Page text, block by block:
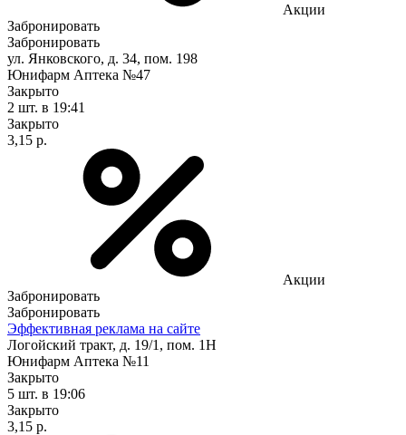
Акции
Забронировать
Забронировать
ул. Янковского, д. 34, пом. 198
Юнифарм Аптека №47
Закрыто
2 шт. в 19:41
Закрыто
3,15 р.
Акции
Забронировать
Забронировать
Эффективная реклама на сайте
Логойский тракт, д. 19/1, пом. 1Н
Юнифарм Аптека №11
Закрыто
5 шт. в 19:06
Закрыто
3,15 р.